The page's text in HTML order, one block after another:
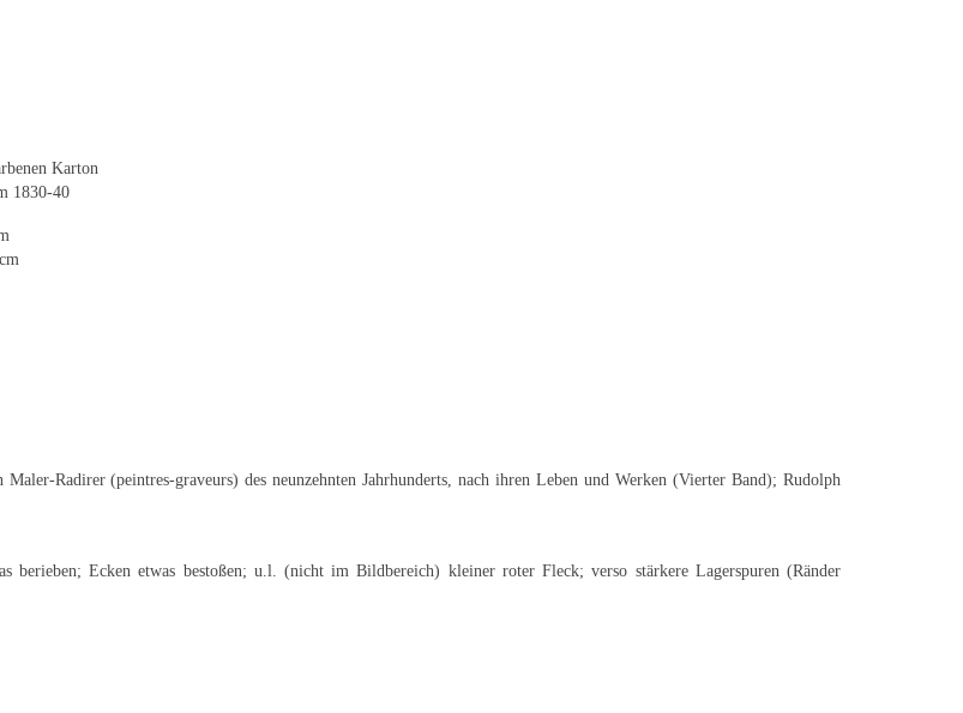
Karton
1830-40
Radirer (peintres-graveurs) des neunzehnten Jahrhunderts, nach ihren Leben und Werken (Vierter Band); Rudolph
berieben; Ecken etwas bestoßen; u.l. (nicht im Bildbereich) kleiner roter Fleck; verso stärkere Lagerspuren (Ränder